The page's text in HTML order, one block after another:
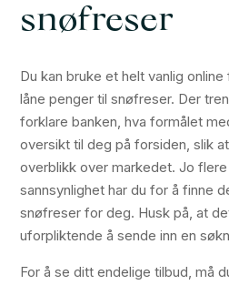
snøfreser
Du kan bruke et helt vanlig
låne penger til snøfreser. Der
forklare banken, hva formålet
oversikt til deg på forsiden, slik
overblikk over markedet. Jo
sannsynlighet har du for å finne
snøfreser for deg. Husk på, at
uforpliktende å sende inn en
For å se ditt endelige tilbud, må